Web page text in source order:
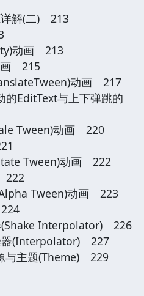
解(二) 213
动画 213
画 215
动画 217
EditText与上下弹跳的
Tween)动画 220
Tween)动画 222
222
Tween)动画 223
Interpolator) 226
(Interpolator) 227
与主题(Theme) 229